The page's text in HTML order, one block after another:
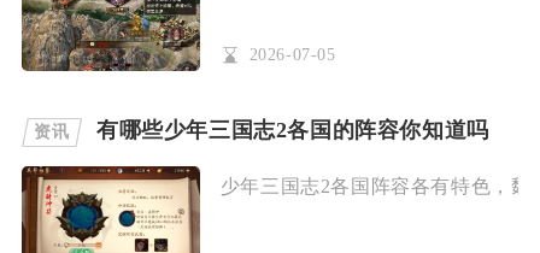
2026-07-05
资讯 有哪些少年三国志2各国的阵容你知道吗
少年三国志2各国阵容各有特色，